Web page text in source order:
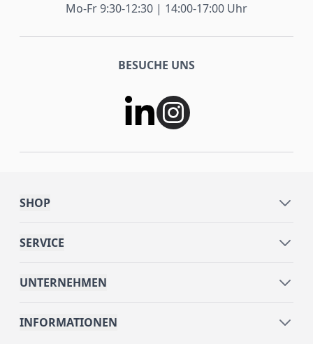
Mo-Fr 9:30-12:30 | 14:00-17:00 Uhr
BESUCHE UNS
SHOP
SERVICE
UNTERNEHMEN
INFORMATIONEN